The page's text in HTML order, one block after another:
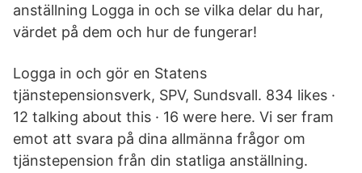
anställning Logga in och se vilka delar du har,
värdet på dem och hur de fungerar!
Logga in och gör en Statens
tjänstepensionsverk, SPV, Sundsvall. 834 likes ·
12 talking about this · 16 were here. Vi ser fram
emot att svara på dina allmänna frågor om
tjänstepension från din statliga anställning.